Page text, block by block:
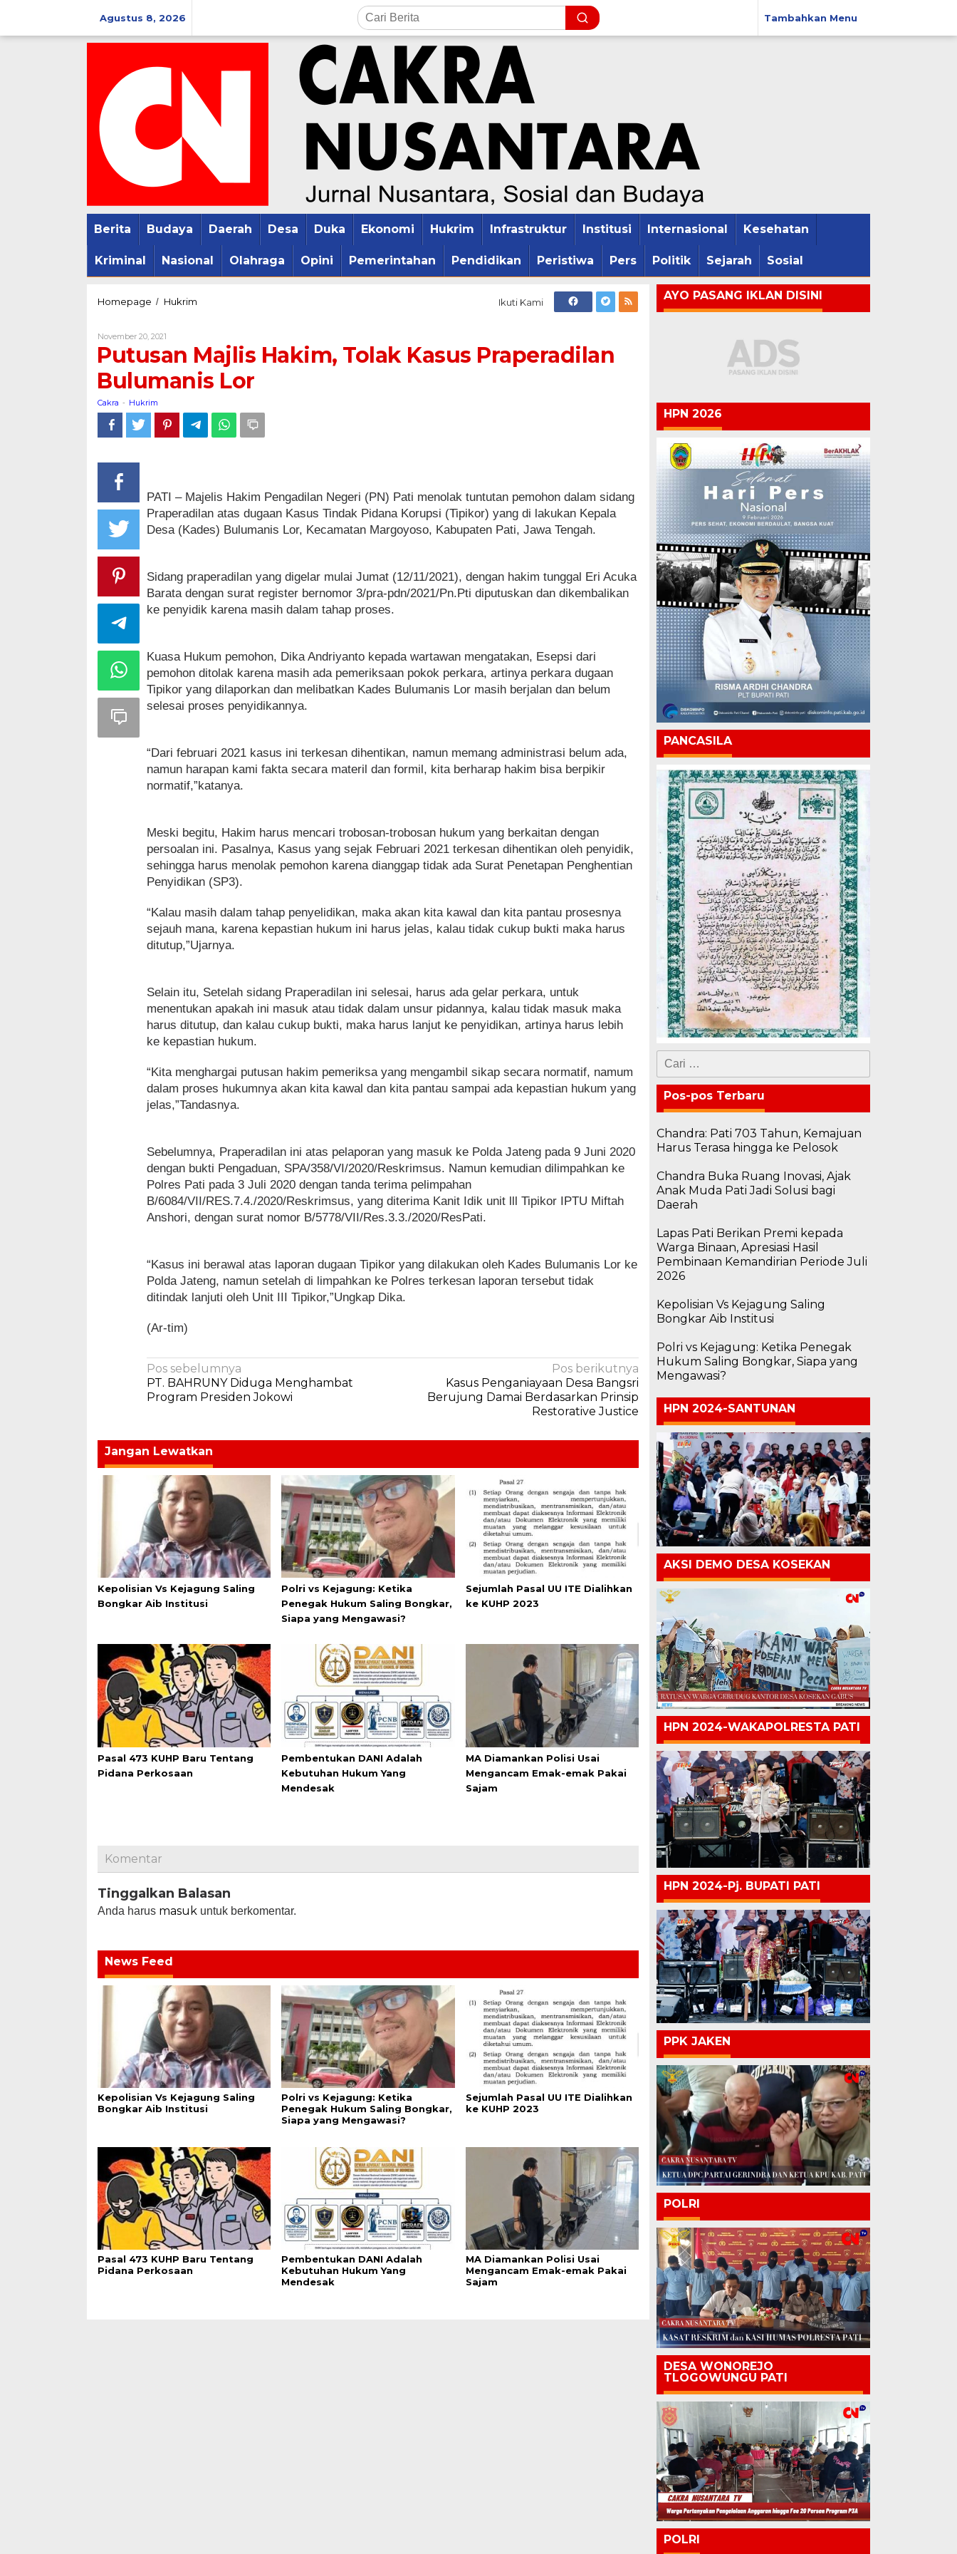
konten
Agustus 8, 2026 Tambahkan Menu
Berita Budaya Daerah Desa Duka Ekonomi Hukrim Infrastruktur Institusi Internasional Kesehatan
Kriminal Nasional Olahraga Opini Pemerintahan Pendidikan Peristiwa Pers Politik Sejarah Sosial
Homepage / Hukrim
Kasus
Praperadilan
Bulumanis
Ikuti Kami
November 20, 2021
Putusan Majlis Hakim, Tolak Kasus Praperadilan
Bulumanis Lor
Cakra - Hukrim
PATI – Majelis Hakim Pengadilan Negeri (PN) Pati menolak tuntutan pemohon dalam sidang
Praperadilan atas dugaan Kasus Tindak Pidana Korupsi (Tipikor) yang di lakukan Kepala
Desa (Kades) Bulumanis Lor, Kecamatan Margoyoso, Kabupaten Pati, Jawa Tengah.
Sidang praperadilan yang digelar mulai Jumat (12/11/2021), dengan hakim tunggal Eri Acuka
Barata dengan surat register bernomor 3/pra-pdn/2021/Pn.Pti diputuskan dan dikembalikan
ke penyidik karena masih dalam tahap proses.
Kuasa Hukum pemohon, Dika Andriyanto kepada wartawan mengatakan, Esepsi dari
pemohon ditolak karena masih ada pemeriksaan pokok perkara, artinya perkara dugaan
Tipikor yang dilaporkan dan melibatkan Kades Bulumanis Lor masih berjalan dan belum
selesai proses penyidikannya.
“Dari februari 2021 kasus ini terkesan dihentikan, namun memang administrasi belum ada,
namun harapan kami fakta secara materil dan formil, kita berharap hakim bisa berpikir
normatif,”katanya.
Meski begitu, Hakim harus mencari trobosan-trobosan hukum yang berkaitan dengan
persoalan ini. Pasalnya, Kasus yang sejak Februari 2021 terkesan dihentikan oleh penyidik,
sehingga harus menolak pemohon karena dianggap tidak ada Surat Penetapan Penghentian
Penyidikan (SP3).
“Kalau masih dalam tahap penyelidikan, maka akan kita kawal dan kita pantau prosesnya
sejauh mana, karena kepastian hukum ini harus jelas, kalau tidak cukup bukti maka harus
ditutup,”Ujarnya.
Selain itu, Setelah sidang Praperadilan ini selesai, harus ada gelar perkara, untuk
menentukan apakah ini masuk atau tidak dalam unsur pidannya, kalau tidak masuk maka
harus ditutup, dan kalau cukup bukti, maka harus lanjut ke penyidikan, artinya harus lebih
ke kepastian hukum.
“Kita menghargai putusan hakim pemeriksa yang mengambil sikap secara normatif, namum
dalam proses hukumnya akan kita kawal dan kita pantau sampai ada kepastian hukum yang
jelas,”Tandasnya.
Sebelumnya, Praperadilan ini atas pelaporan yang masuk ke Polda Jateng pada 9 Juni 2020
dengan bukti Pengaduan, SPA/358/VI/2020/Reskrimsus. Namun kemudian dilimpahkan ke
Polres Pati pada 3 Juli 2020 dengan tanda terima pelimpahan
B/6084/VII/RES.7.4./2020/Reskrimsus, yang diterima Kanit Idik unit lll Tipikor IPTU Miftah
Anshori, dengan surat nomor B/5778/VII/Res.3.3./2020/ResPati.
“Kasus ini berawal atas laporan dugaan Tipikor yang dilakukan oleh Kades Bulumanis Lor ke
Polda Jateng, namun setelah di limpahkan ke Polres terkesan laporan tersebut tidak
ditindak lanjuti oleh Unit III Tipikor,”Ungkap Dika.
(Ar-tim)
Navigasi
pos
Pos sebelumnya
PT. BAHRUNY Diduga Menghambat
Program Presiden Jokowi
Pos berikutnya
Kasus Penganiayaan Desa Bangsri
Berujung Damai Berdasarkan Prinsip
Restorative Justice
Jangan Lewatkan
Kepolisian Vs Kejagung Saling
Bongkar Aib Institusi
Polri vs Kejagung: Ketika
Penegak Hukum Saling Bongkar,
Siapa yang Mengawasi?
Sejumlah Pasal UU ITE Dialihkan
ke KUHP 2023
Pasal 473 KUHP Baru Tentang
Pidana Perkosaan
Pembentukan DANI Adalah
Kebutuhan Hukum Yang
Mendesak
MA Diamankan Polisi Usai
Mengancam Emak-emak Pakai
Sajam
Komentar
Tinggalkan Balasan
Anda harus masuk untuk berkomentar.
News Feed
Kepolisian Vs Kejagung Saling
Bongkar Aib Institusi
Polri vs Kejagung: Ketika
Penegak Hukum Saling Bongkar,
Siapa yang Mengawasi?
Sejumlah Pasal UU ITE Dialihkan
ke KUHP 2023
Pasal 473 KUHP Baru Tentang
Pidana Perkosaan
Pembentukan DANI Adalah
Kebutuhan Hukum Yang
Mendesak
MA Diamankan Polisi Usai
Mengancam Emak-emak Pakai
Sajam
AYO PASANG IKLAN DISINI
HPN 2026
PANCASILA
Cari
untuk:
Pos-pos Terbaru
Chandra: Pati 703 Tahun, Kemajuan
Harus Terasa hingga ke Pelosok
Chandra Buka Ruang Inovasi, Ajak
Anak Muda Pati Jadi Solusi bagi
Daerah
Lapas Pati Berikan Premi kepada
Warga Binaan, Apresiasi Hasil
Pembinaan Kemandirian Periode Juli
2026
Kepolisian Vs Kejagung Saling
Bongkar Aib Institusi
Polri vs Kejagung: Ketika Penegak
Hukum Saling Bongkar, Siapa yang
Mengawasi?
HPN 2024-SANTUNAN
AKSI DEMO DESA KOSEKAN
HPN 2024-WAKAPOLRESTA PATI
HPN 2024-Pj. BUPATI PATI
PPK JAKEN
POLRI
DESA WONOREJO
TLOGOWUNGU PATI
POLRI